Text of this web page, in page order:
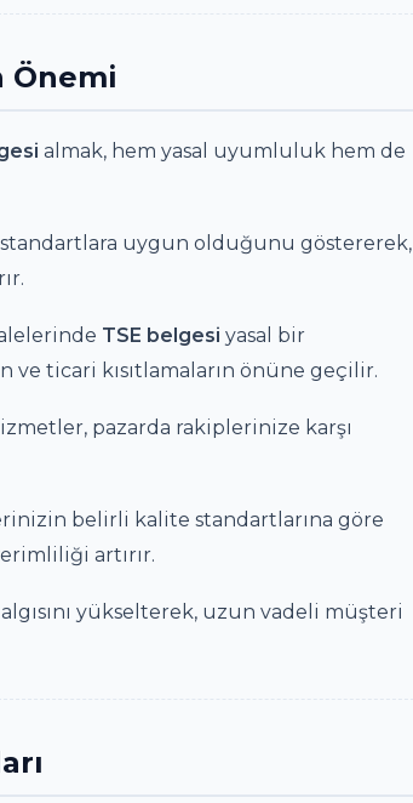
Önemi
almak, hem yasal uyumluluk hem de
uygun olduğunu göstererek,
TSE belgesi yasal bir
ve ticari kısıtlamaların önüne geçilir.
pazarda rakiplerinize karşı
belirli kalite standartlarına göre
artırır.
yükselterek, uzun vadeli müşteri